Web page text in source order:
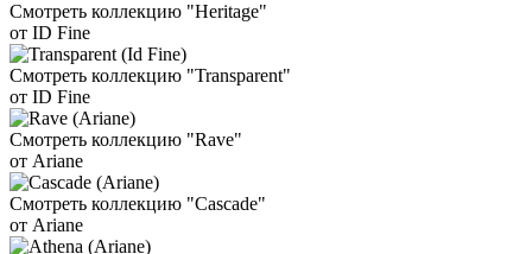
Смотреть коллекцию "Heritage"
от ID Fine
Смотреть коллекцию "Transparent"
от ID Fine
Смотреть коллекцию "Rave"
от Ariane
Смотреть коллекцию "Cascade"
от Ariane